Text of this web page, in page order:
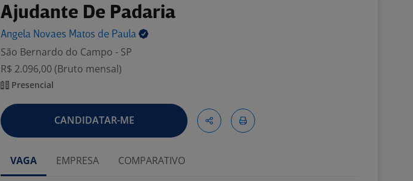
Ajudante De Padaria
Angela Novaes Matos de Paula
São Bernardo do Campo - SP
R$ 2.096,00 (Bruto mensal)
Presencial
CANDIDATAR-ME
VAGA EMPRESA COMPARATIVO